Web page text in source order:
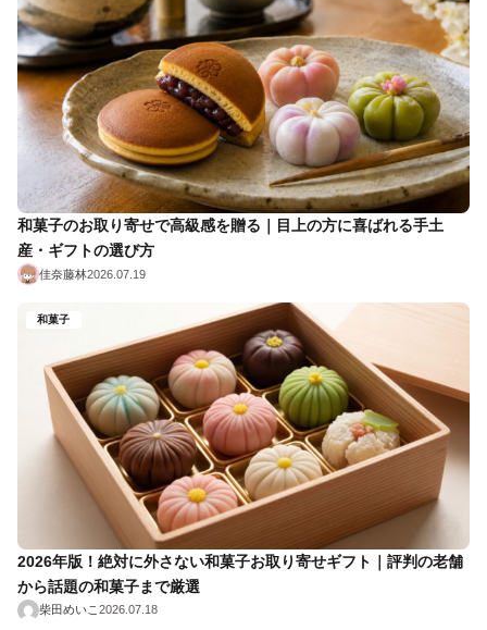
和菓子のお取り寄せで高級感を贈る｜目上の方に喜ばれる手土
産・ギフトの選び方
佳奈藤林2026.07.19
和菓子
2026年版！絶対に外さない和菓子お取り寄せギフト｜評判の老舗
から話題の和菓子まで厳選
柴田めいこ 2026.07.18